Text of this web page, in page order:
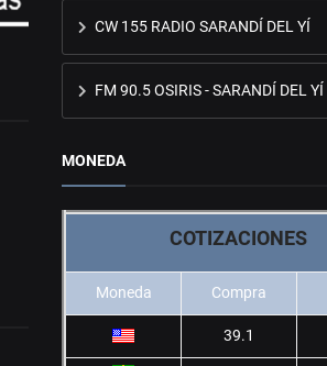
CW 155 RADIO SARANDÍ DEL YÍ
FM 90.5 OSIRIS - SARANDÍ DEL YÍ
MONEDA
COTIZACIONES
Moneda Compra
39.1